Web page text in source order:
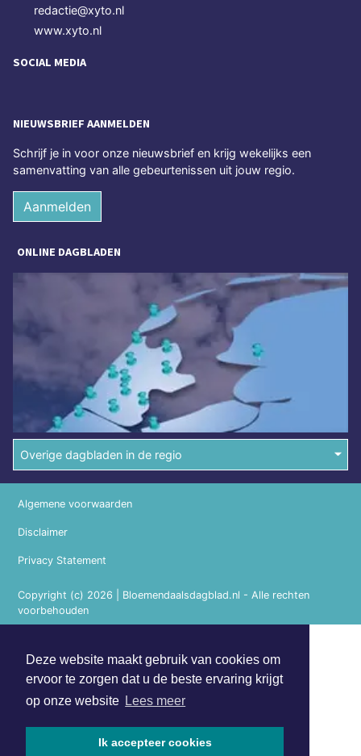
Deze website maakt gebruik van cookies om
ervoor te zorgen dat u de beste ervaring krijgt
op onze website Lees meer
Ik accepteer cookies
redactie@xyto.nl
www.xyto.nl
SOCIAL MEDIA
NIEUWSBRIEF AANMELDEN
Schrijf je in voor onze nieuwsbrief en krijg wekelijks een
samenvatting van alle gebeurtenissen uit jouw regio.
Aanmelden
ONLINE DAGBLADEN
Overige dagbladen in de regio
Copyright (c) 2026 | Bloemendaalsdagblad.nl - Alle rechten
voorbehouden
Algemene voorwaarden
Disclaimer
Privacy Statement